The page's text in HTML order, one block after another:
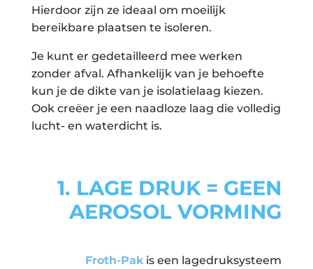
Hierdoor zijn ze ideaal om moeilijk
bereikbare plaatsen te isoleren.
Je kunt er gedetailleerd mee werken
zonder afval. Afhankelijk van je behoefte
kun je de dikte van je isolatielaag kiezen.
Ook creëer je een naadloze laag die volledig
lucht- en waterdicht is.
1. LAGE DRUK = GEEN
AEROSOL VORMING
Froth-Pak is een lagedruksysteem